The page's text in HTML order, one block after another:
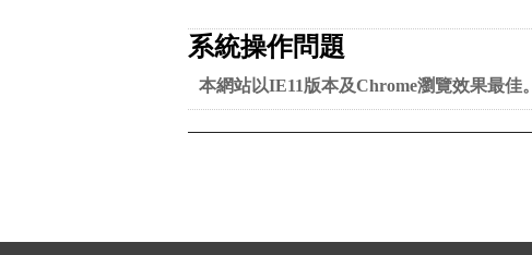
系統操作問題
本網站以IE11版本及Chrome瀏覽效果最佳。